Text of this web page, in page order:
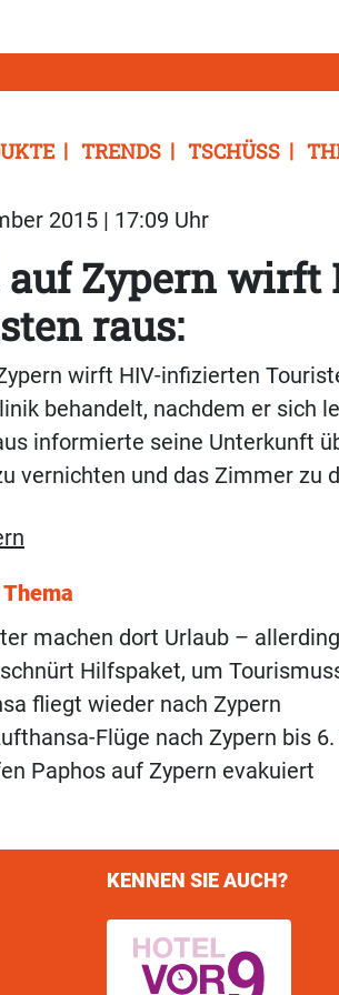
TRENDS TSCHÜSS
2015 | 17:09 Uhr
auf Zypern
raus:
wirft HIV-infizierten
behandelt, nachdem er sich
informierte seine Unterkunft
vernichten und das Zimmer zu
machen dort Urlaub –
Hilfspaket, um
fliegt wieder nach Zypern
Flüge nach Zypern bis
Paphos auf Zypern evakuiert
KENNEN SIE AUCH?